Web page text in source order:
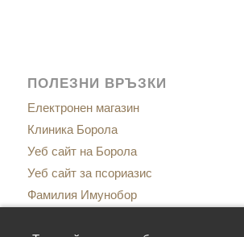
ПОЛЕЗНИ ВРЪЗКИ
Електронен магазин
Клиника Борола
Уеб сайт на Борола
Уеб сайт за псориазис
Фамилия Имунобор